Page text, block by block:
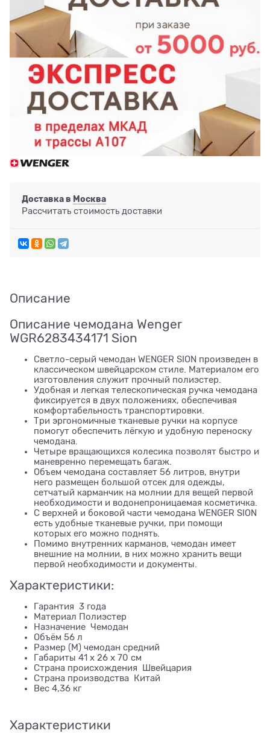
Доставка в Москва
Рассчитать стоимость доставки
Описание
Описание чемодана Wenger
WGR6283434171 Sion
Светло-серый чемодан WENGER SION произведен в
классическом швейцарском стиле. Материалом его
изготовления служит прочный полиэстер.
Удобная и легкая телескопическая ручка чемодана
фиксируется в двух положениях, обеспечивая
комфортабельность транспортировки.
Три эргономичные тканевые ручки на корпусе
помогут обеспечить лёгкую и удобную переноску
чемодана.
Четыре вращающихся колесика позволят быстро и
маневренно перемещать багаж.
Объем чемодана составляет 56 литров, внутри
него размещен большой отсек для одежды,
сетчатый карманчик на молнии для вещей первой
необходимости и водонепроницаемая косметичка.
С верхней и боковой части чемодана WENGER SION
есть удобные тканевые ручки, при помощи
которых его можно поднять.
Помимо внутренних карманов, чемодан имеет
внешние на молнии, в них можно хранить вещи
первой необходимости и документы.
Характеристики:
Гарантия 3 года
Материал Полиэстер
Назначение Чемодан
Объём 56 л
Размер (M) чемодан средний
Габариты 41 х 26 х 70 см
Страна происхождения Швейцария
Страна производства Китай
Вес 4,36 кг
Характеристики